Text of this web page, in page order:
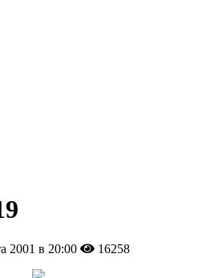
2001 в 20:00 16258